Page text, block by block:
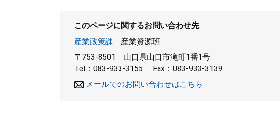
このページに関するお問い合わせ先
産業政策課
産業資源班
〒753-8501
山口県山口市滝町1番1号
Tel：083-933-3155
Fax：083-933-3139
メールでのお問い合わせはこちら